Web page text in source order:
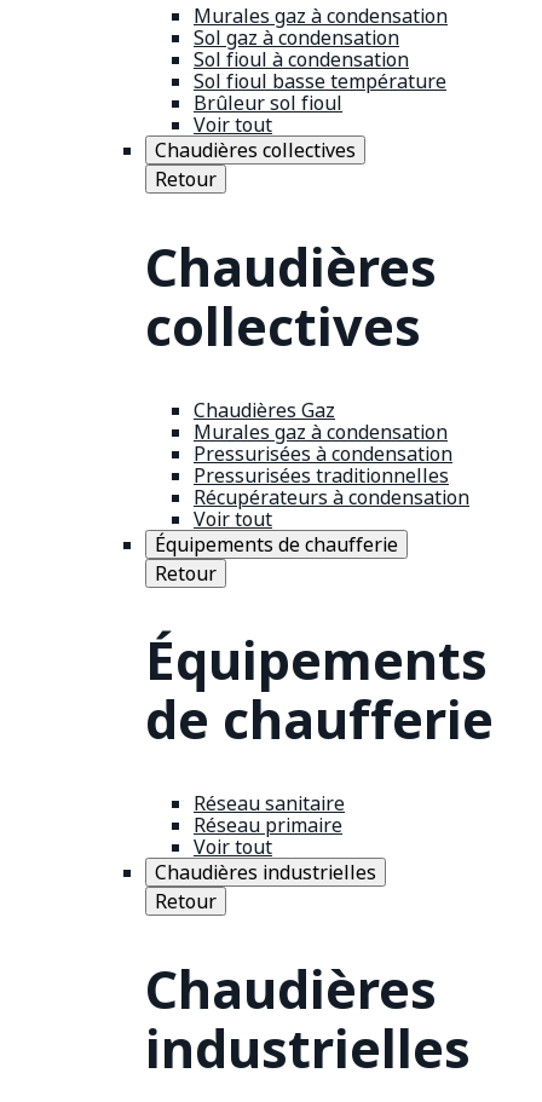
Murales gaz à condensation
Sol gaz à condensation
Sol fioul à condensation
Sol fioul basse température
Brûleur sol fioul
Voir tout
Chaudières collectives
Retour
Chaudières
collectives
Chaudières Gaz
Murales gaz à condensation
Pressurisées à condensation
Pressurisées traditionnelles
Récupérateurs à condensation
Voir tout
Équipements de chaufferie
Retour
Équipements
de chaufferie
Réseau sanitaire
Réseau primaire
Voir tout
Chaudières industrielles
Retour
Chaudières
industrielles